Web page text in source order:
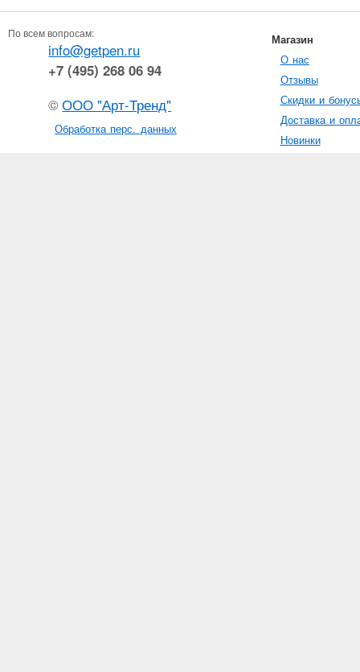
По всем вопросам:
info@getpen.ru
+7 (495) 268 06 94
©ООО "Арт-Тренд"
Обработка перс. данных
Магазин
О нас
Отзывы
Скидки и
Доставка и
Новинки